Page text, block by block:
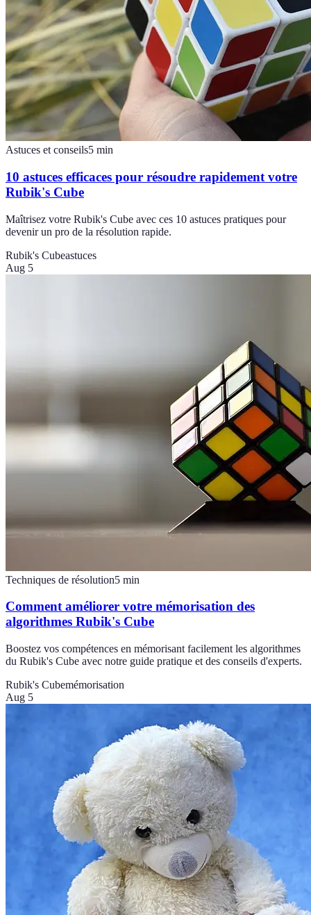
Astuces et conseils5 min
10 astuces efficaces pour résoudre rapidement votre
Rubik's Cube
Maîtrisez votre Rubik's Cube avec ces 10 astuces pratiques pour
devenir un pro de la résolution rapide.
Rubik's Cubeastuces
Aug 5
Techniques de résolution5 min
Comment améliorer votre mémorisation des
algorithmes Rubik's Cube
Boostez vos compétences en mémorisant facilement les algorithmes
du Rubik's Cube avec notre guide pratique et des conseils d'experts.
Rubik's Cubemémorisation
Aug 5